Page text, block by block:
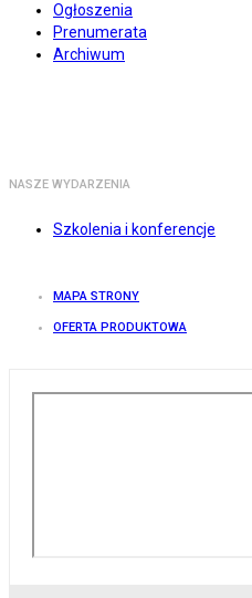
Ogłoszenia
Prenumerata
Archiwum
NASZE WYDARZENIA
Szkolenia i konferencje
MAPA STRONY
OFERTA PRODUKTOWA